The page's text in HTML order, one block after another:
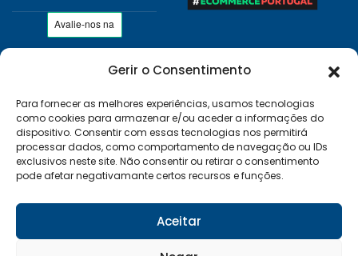
Gerir o Consentimento
Para fornecer as melhores experiências, usamos tecnologias
como cookies para armazenar e/ou aceder a informações do
dispositivo. Consentir com essas tecnologias nos permitirá
processar dados, como comportamento de navegação ou IDs
exclusivos neste site. Não consentir ou retirar o consentimento
pode afetar negativamante certos recursos e funções.
Aceitar
As nossas condições
Políticas de Privacidade
Termos e Condições
Entregas e Devoluções
Livro de Reclamações
Sequra